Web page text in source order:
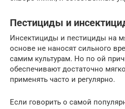
Пестициды и
Инсектициды и пестициды на
основе не наносят сильного
самим культурам. Но по ой
обеспечивают достаточно
применять часто и регулярно.
Если говорить о самой